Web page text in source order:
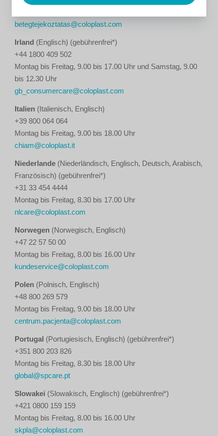
betegtejekoztatas@coloplast.com
Irland (Englisch) (gebührenfrei*)
+44 1800 409 502
Montag bis Freitag, 9.00 bis 17.00 Uhr und Samstag, 9.00
bis 12.30 Uhr
gb_consumercare@coloplast.com
Italien (Italienisch, Englisch)
+39 800 064 064
Montag bis Freitag, 9.00 bis 18.00 Uhr
chiam@coloplast.it
Niederlande (Niederländisch, Englisch, Deutsch, Arabisch,
Französisch) (gebührenfrei*)
+31 33 454 4444
Montag bis Freitag, 8.30 bis 17.00 Uhr
nlcare@coloplast.com
Norwegen (Norwegisch, Englisch)
+47 22 57 50 00
Montag bis Freitag, 8.00 bis 16.00 Uhr
kundeservice@coloplast.com
Polen (Polnisch, Englisch)
+48 800 269 579
Montag bis Freitag, 9.00 bis 18.00 Uhr
centrum.pacjenta@coloplast.com
Portugal (Portugiesisch, Englisch) (gebührenfrei*)
+351 800 203 826
Montag bis Freitag, 8.30 bis 18.00 Uhr
global@spcare.pt
Slowakei (Slowakisch, Englisch) (gebührenfrei*)
+421 0800 159 159
Montag bis Freitag, 8.00 bis 16.00 Uhr
skpla@coloplast.com